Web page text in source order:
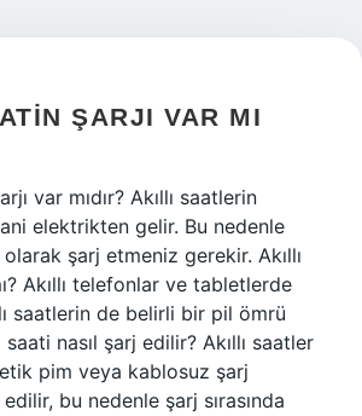
ŞARJI VAR MI
var mıdır? Akıllı saatlerin
elektrikten gelir. Bu nedenle
şarj etmeniz gerekir. Akıllı
Akıllı telefonlar ve tabletlerde
saatlerin de belirli bir pil ömrü
saati nasıl şarj edilir? Akıllı saatler
pim veya kablosuz şarj
bu nedenle şarj sırasında